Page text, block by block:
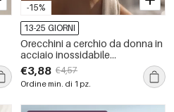
-15%
13-25 GIORNI
Orecchini a cerchio da donna in
acciaio inossidabile
impermeabile color oro con
zirconi.
€3,88 €4,57
Ordine min. di 1 pz.